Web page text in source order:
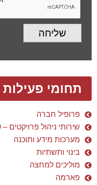
שליחה
תחומי פעילות
פרופיל חברה
שירותי ניהול פרויקטים – PMO
מערכות מידע ותוכנה
בינוי ותשתיות
מוליכים למחצה
פארמה